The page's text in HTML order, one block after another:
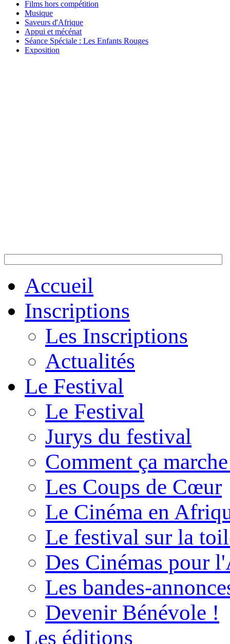
Films hors compétition
Musique
Saveurs d'Afrique
Appui et mécénat
Séance Spéciale : Les Enfants Rouges
Exposition
Accueil
Inscriptions
Les Inscriptions
Actualités
Le Festival
Le Festival
Jurys du festival
Comment ça
Les Coups de Cœur
Le Cinéma en
Le festival sur la
Des Cinémas pour
Les bandes-
Devenir Bénévole !
Les éditions